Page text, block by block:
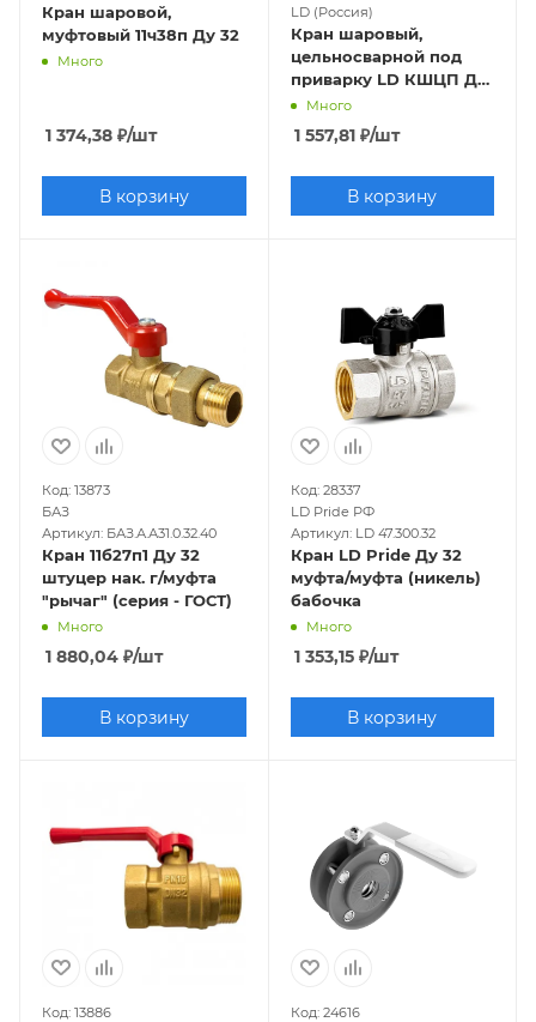
Кран шаровой,
муфтовый 11ч38п Ду 32
Много
1 374,38 ₽/шт
В корзину
LD (Россия)
Кран шаровый,
цельносварной под
приварку LD КШЦП Ду
32 Ру40 ст. 20
Много
1 557,81₽/шт
В корзину
Код: 13873
БАЗ
Артикул: БАЗ.А.А31.0.32.40
Кран 11б27п1 Ду 32
штуцер нак. г/муфта
"рычаг" (серия - ГОСТ)
Много
1 880,04 ₽/шт
В корзину
Код: 28337
LD Pride РФ
Артикул: LD 47.300.32
Кран LD Pride Ду 32
муфта/муфта (никель)
бабочка
Много
1 353,15₽/шт
В корзину
Код: 13886
Код: 24616